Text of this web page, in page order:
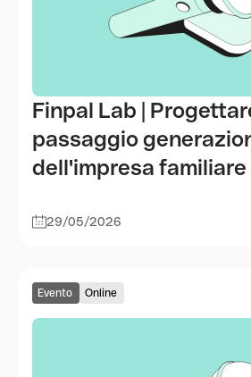
Finpal Lab |
passaggio
dell'impresa familiare
29/05/2026
Evento Online